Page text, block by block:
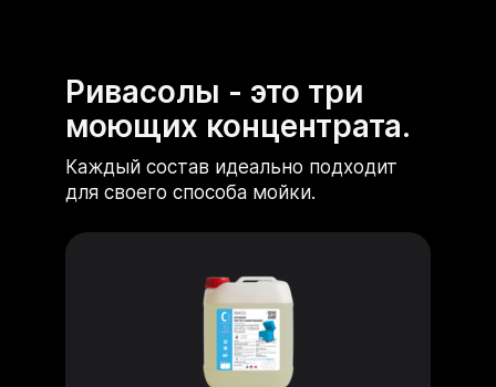
Ривасолы - это три
моющих концентрата.
Каждый состав идеально подходит
для своего способа мойки.